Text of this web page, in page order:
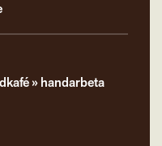
handarbeta